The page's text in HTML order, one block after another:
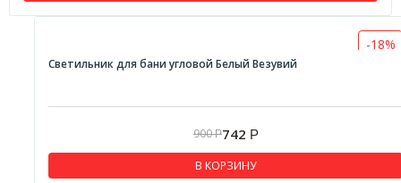
-18%
Светильник для бани угловой Белый Везувий
900Р742 Р
В КОРЗИНУ